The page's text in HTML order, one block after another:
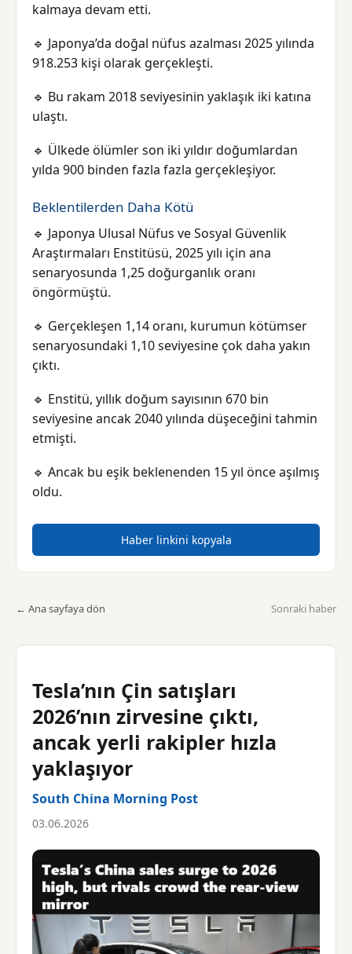
kalmaya devam etti.
🔹 Japonya’da doğal nüfus azalması 2025 yılında
918.253 kişi olarak gerçekleşti.
🔹 Bu rakam 2018 seviyesinin yaklaşık iki katına
ulaştı.
🔹 Ülkede ölümler son iki yıldır doğumlardan
yılda 900 binden fazla fazla gerçekleşiyor.
Beklentilerden Daha Kötü
🔹 Japonya Ulusal Nüfus ve Sosyal Güvenlik
Araştırmaları Enstitüsü, 2025 yılı için ana
senaryosunda 1,25 doğurganlık oranı
öngörmüştü.
🔹 Gerçekleşen 1,14 oranı, kurumun kötümser
senaryosundaki 1,10 seviyesine çok daha yakın
çıktı.
🔹 Enstitü, yıllık doğum sayısının 670 bin
seviyesine ancak 2040 yılında düşeceğini tahmin
etmişti.
🔹 Ancak bu eşik beklenenden 15 yıl önce aşılmış
oldu.
Haber linkini kopyala
← Ana sayfaya dön Sonraki haber
Tesla’nın Çin satışları
2026’nın zirvesine çıktı,
ancak yerli rakipler hızla
yaklaşıyor
South China Morning Post
03.06.2026